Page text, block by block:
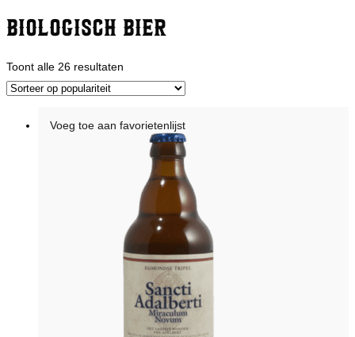
Biologisch bier
Toont alle 26 resultaten
op
populariteit
Voeg toe aan favorietenlijst